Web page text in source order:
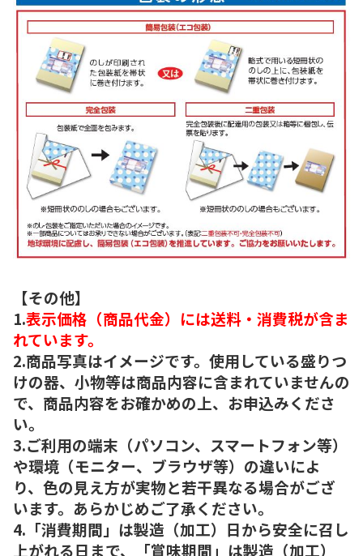
【その他】
1.表示価格（商品代金）には送料・消費税が含ま
れています。
2.商品写真はイメージです。使用している盛りつ
けの器、小物等は商品内容に含まれていませんの
で、商品内容をお確かめの上、お申込みくださ
い。
3.ご利用の端末（パソコン、スマートフォン等）
や環境（モニター、ブラウザ等）の違いによ
り、色の見え方が実物と若干異なる場合がござ
います。あらかじめご了承ください。
4.「消費期間」は製造（加工）日から安全に召し
上がれる日まで、「賞味期間」は製造（加工）